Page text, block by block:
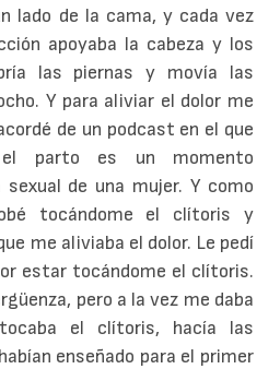
lado de la cama, y cada vez
apoyaba la cabeza y los
las piernas y movía las
Y para aliviar el dolor me
de un podcast en el que
el parto es un momento
de una mujer. Y como
tocándome el clítoris y
me aliviaba el dolor. Le pedí
estar tocándome el clítoris.
pero a la vez me daba
el clítoris, hacía las
enseñado para el primer